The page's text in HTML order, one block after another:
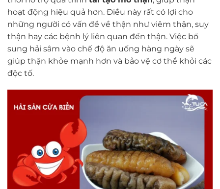
hoạt động hiệu quả hơn. Điều này rất có lợi cho
những người có vấn đề về thận như viêm thận, suy
thận hay các bệnh lý liên quan đến thận. Việc bổ
sung hải sâm vào chế độ ăn uống hàng ngày sẽ
giúp thận khỏe mạnh hơn và bảo vệ cơ thể khỏi các
độc tố.